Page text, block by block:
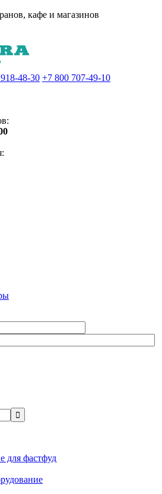
кафе и магазинов
918-48-30 +7 800 707-49-10

для фастфуд